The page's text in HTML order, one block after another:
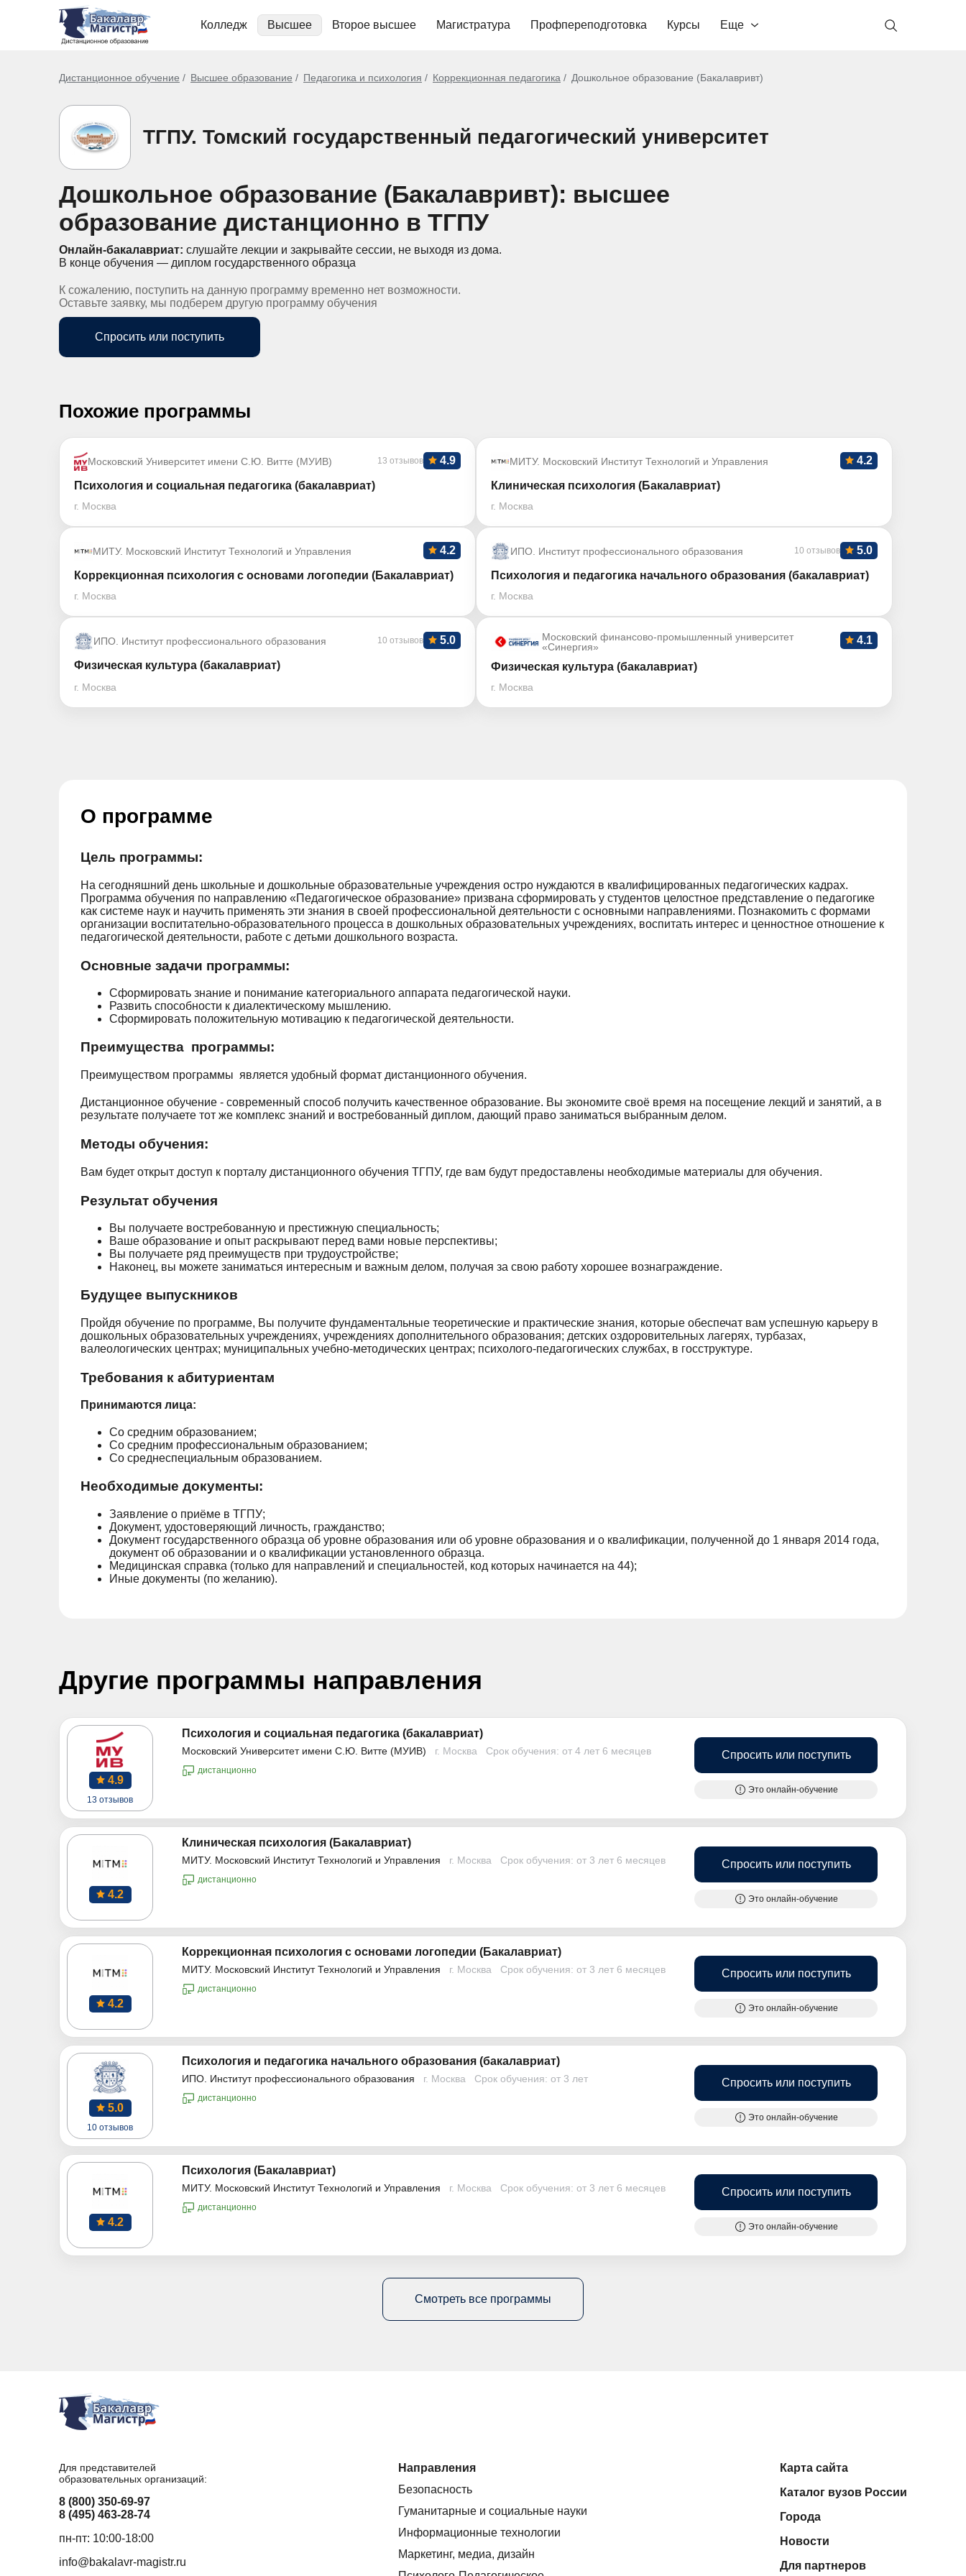
Колледж Высшее Второе высшее Магистратура Профпереподготовка Курсы Еще
Дистанционное обучение Высшее образование Педагогика и психология Коррекционная педагогика Дошкольное образование (Бакалавривт)
ТГПУ. Томский государственный педагогический университет
Дошкольное образование (Бакалавривт): высшее
образование дистанционно в ТГПУ
Онлайн-бакалавриат: слушайте лекции и закрывайте сессии, не выходя из дома.
В конце обучения — диплом государственного образца
К сожалению, поступить на данную программу временно нет возможности.
Оставьте заявку, мы подберем другую программу обучения
Спросить или поступить
Похожие программы
Московский Университет имени С.Ю. Витте (МУИВ) 13 отзывов 4.9
Психология и социальная педагогика (бакалавриат)
г. Москва
МИТУ. Московский Институт Технологий и Управления 4.2
Клиническая психология (Бакалавриат)
г. Москва
МИТУ. Московский Институт Технологий и Управления 4.2
Коррекционная психология с основами логопедии (Бакалавриат)
г. Москва
ИПО. Институт профессионального образования 10 отзывов 5.0
Психология и педагогика начального образования (бакалавриат)
г. Москва
ИПО. Институт профессионального образования 10 отзывов 5.0
Физическая культура (бакалавриат)
г. Москва
Московский финансово-промышленный университет
«Синергия»
4.1
Физическая культура (бакалавриат)
г. Москва
О программе
Цель программы:
На сегодняшний день школьные и дошкольные образовательные учреждения остро нуждаются в квалифицированных педагогических кадрах.
Программа обучения по направлению «Педагогическое образование» призвана сформировать у студентов целостное представление о педагогике
как системе наук и научить применять эти знания в своей профессиональной деятельности с основными направлениями. Познакомить с формами
организации воспитательно-образовательного процесса в дошкольных образовательных учреждениях, воспитать интерес и ценностное отношение к
педагогической деятельности, работе с детьми дошкольного возраста.
Основные задачи программы:
Сформировать знание и понимание категориального аппарата педагогической науки.
Развить способности к диалектическому мышлению.
Сформировать положительную мотивацию к педагогической деятельности.
Преимущества программы:
Преимуществом программы является удобный формат дистанционного обучения.
Дистанционное обучение - современный способ получить качественное образование. Вы экономите своё время на посещение лекций и занятий, а в
результате получаете тот же комплекс знаний и востребованный диплом, дающий право заниматься выбранным делом.
Методы обучения:
Вам будет открыт доступ к порталу дистанционного обучения ТГПУ, где вам будут предоставлены необходимые материалы для обучения.
Результат обучения
Вы получаете востребованную и престижную специальность;
Ваше образование и опыт раскрывают перед вами новые перспективы;
Вы получаете ряд преимуществ при трудоустройстве;
Наконец, вы можете заниматься интересным и важным делом, получая за свою работу хорошее вознаграждение.
Будущее выпускников
Пройдя обучение по программе, Вы получите фундаментальные теоретические и практические знания, которые обеспечат вам успешную карьеру в
дошкольных образовательных учреждениях, учреждениях дополнительного образования; детских оздоровительных лагерях, турбазах,
валеологических центрах; муниципальных учебно-методических центрах; психолого-педагогических службах, в госструктуре.
Требования к абитуриентам
Принимаются лица:
Со средним образованием;
Со средним профессиональным образованием;
Со среднеспециальным образованием.
Необходимые документы:
Заявление о приёме в ТГПУ;
Документ, удостоверяющий личность, гражданство;
Документ государственного образца об уровне образования или об уровне образования и о квалификации, полученной до 1 января 2014 года,
документ об образовании и о квалификации установленного образца.
Медицинская справка (только для направлений и специальностей, код которых начинается на 44);
Иные документы (по желанию).
Другие программы направления
4.9
13 отзывов
Психология и социальная педагогика (бакалавриат)
Московский Университет имени С.Ю. Витте (МУИВ) г. Москва Срок обучения: от 4 лет 6 месяцев
дистанционно
Спросить или поступить
Это онлайн-обучение
4.2
Клиническая психология (Бакалавриат)
МИТУ. Московский Институт Технологий и Управления г. Москва Срок обучения: от 3 лет 6 месяцев
дистанционно
Спросить или поступить
Это онлайн-обучение
4.2
Коррекционная психология с основами логопедии (Бакалавриат)
МИТУ. Московский Институт Технологий и Управления г. Москва Срок обучения: от 3 лет 6 месяцев
дистанционно
Спросить или поступить
Это онлайн-обучение
5.0
10 отзывов
Психология и педагогика начального образования (бакалавриат)
ИПО. Институт профессионального образования г. Москва Срок обучения: от 3 лет
дистанционно
Спросить или поступить
Это онлайн-обучение
4.2
Психология (Бакалавриат)
МИТУ. Московский Институт Технологий и Управления г. Москва Срок обучения: от 3 лет 6 месяцев
дистанционно
Спросить или поступить
Это онлайн-обучение
Смотреть все программы
Для представителей
образовательных организаций:
8 (800) 350-69-97
8 (495) 463-28-74
пн-пт: 10:00-18:00
info@bakalavr-magistr.ru
Направления
Безопасность
Гуманитарные и социальные науки
Информационные технологии
Маркетинг, медиа, дизайн
Карта сайта
Каталог вузов России
Города
Новости
Для партнеров